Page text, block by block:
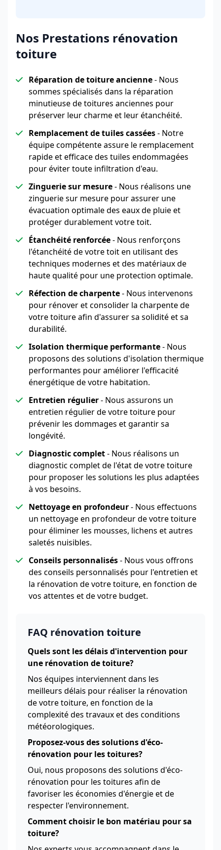
Nos Prestations rénovation
toiture
Réparation de toiture ancienne- Nous
sommes spécialisés dans la réparation
minutieuse de toitures anciennes pour
préserver leur charme et leur étanchéité.
Remplacement de tuiles cassées- Notre
équipe compétente assure le remplacement
rapide et efficace des tuiles endommagées
pour éviter toute infiltration d'eau.
Zinguerie sur mesure- Nous réalisons une
zinguerie sur mesure pour assurer une
évacuation optimale des eaux de pluie et
protéger durablement votre toit.
Étanchéité renforcée- Nous renforçons
l'étanchéité de votre toit en utilisant des
techniques modernes et des matériaux de
haute qualité pour une protection optimale.
Réfection de charpente- Nous intervenons
pour rénover et consolider la charpente de
votre toiture afin d'assurer sa solidité et sa
durabilité.
Isolation thermique performante- Nous
proposons des solutions d'isolation thermique
performantes pour améliorer l'efficacité
énergétique de votre habitation.
Entretien régulier- Nous assurons un
entretien régulier de votre toiture pour
prévenir les dommages et garantir sa
longévité.
Diagnostic complet- Nous réalisons un
diagnostic complet de l'état de votre toiture
pour proposer les solutions les plus adaptées
à vos besoins.
Nettoyage en profondeur- Nous effectuons
un nettoyage en profondeur de votre toiture
pour éliminer les mousses, lichens et autres
saletés nuisibles.
Conseils personnalisés- Nous vous offrons
des conseils personnalisés pour l'entretien et
la rénovation de votre toiture, en fonction de
vos attentes et de votre budget.
FAQ rénovation toiture
Quels sont les délais d'intervention pour
une rénovation de toiture?
Nos équipes interviennent dans les
meilleurs délais pour réaliser la rénovation
de votre toiture, en fonction de la
complexité des travaux et des conditions
météorologiques.
Proposez-vous des solutions d'éco-
rénovation pour les toitures?
Oui, nous proposons des solutions d'éco-
rénovation pour les toitures afin de
favoriser les économies d'énergie et de
respecter l'environnement.
Comment choisir le bon matériau pour sa
toiture?